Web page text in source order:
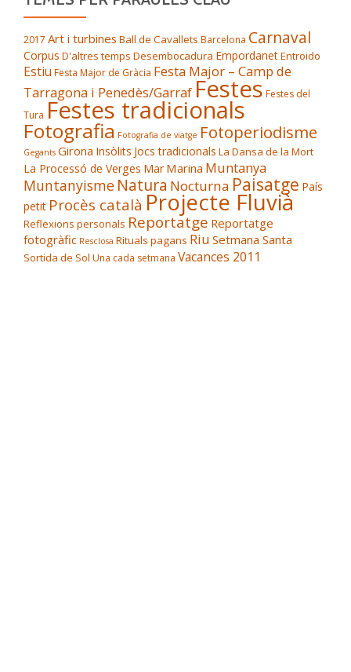
2017 Art i turbines Ball de Cavallets Barcelona Carnaval
Corpus D'altres temps Desembocadura EmpordanetEntroido
Estiu Festa Major de Gràcia Festa Major – Camp de
Tarragona i Penedès/Garraf Festes Festes del
Tura Festes tradicionals
Fotografia Fotografia de viatge Fotoperiodisme
Gegants Girona Insòlits Jocs tradicionals La Dansa de la Mort
La Processó de Verges Mar Marina Muntanya
Muntanyisme Natura Nocturna Paisatge País
petit Procès català Projecte Fluvià
Reflexions personals Reportatge Reportatge
fotogràfic Resclosa Rituals pagans Riu Setmana Santa
Sortida de Sol Una cada setmana Vacances 2011